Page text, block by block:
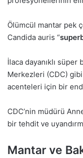
Ölümcül mantar pek
Candida auris “
İlaca dayanıklı
Merkezleri (CDC)
acenteleri için bir
CDC’nin müdürü
bir tehdit ve
Mantar ve